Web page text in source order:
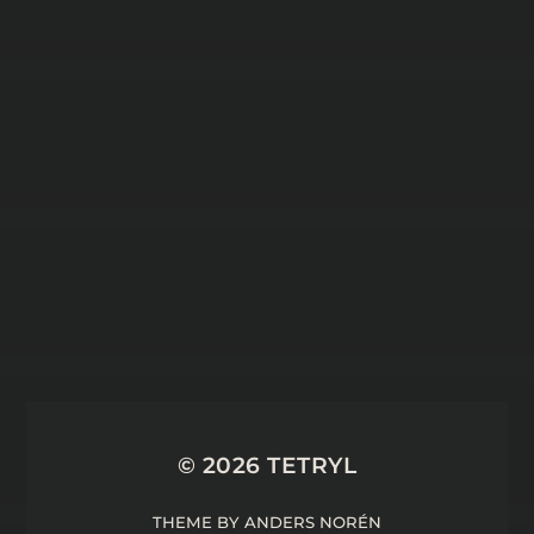
© 2026TETRYL
THEME BY ANDERS NORÉN